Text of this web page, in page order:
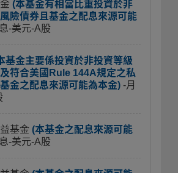
(本基金有相當比重投資於非
險債券且基金之配息來源可能
-美元-A股
基金主要係投資於非投資等級
符合美國Rule 144A規定之私
金之配息來源可能為本金) -月
基金 (本基金之配息來源可能
-美元-A股